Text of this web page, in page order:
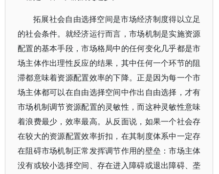
拓展社会自由选择空间是市场经济制度得以立足
的社会条件。就经济运行而言，市场机制是实施资源
配置的基本手段，市场格局中的任何变化几乎都是市
场主体作出理性反应的结果，其中任何一个环节的阻
滞都意味着资源配置效率的下降。正是因为每一个市
场主体都可以在自由选择空间中作出自由选择，才有
市场机制调节资源配置的灵敏性，而这种灵敏性意味
着浪费最少，效率最高。从反面说，如果一个社会存
在较大的资源配置效率折扣，在其制度体系中一定存
在阻碍市场机制正常发挥调节作用的壁垒：市场主体
没有或较小选择空间、存在进入障碍或退出障碍、垄